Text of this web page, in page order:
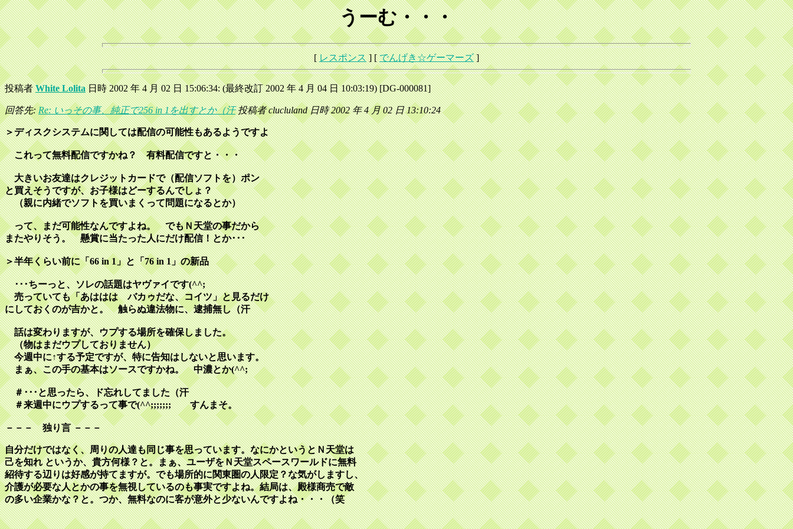
うーむ・・・
[レスポンス] [でんげき☆ゲーマーズ]
投稿者White Lolita日時 2002 年 4 月 02 日 15:06:34: (最終改訂 2002 年 4 月 04 日 10:03:19) [DG-000081]
回答先:Re: いっその事、純正で256 in 1を出すとか（汗投稿者 clucluland 日時 2002 年 4 月 02 日 13:10:24
＞ディスクシステムに関しては配信の可能性もあるようですよ
これって無料配信ですかね？ 有料配信ですと・・・
大きいお友達はクレジットカードで（配信ソフトを）ポン
と買えそうですが、お子様はどーするんでしょ？
（親に内緒でソフトを買いまくって問題になるとか）
って、まだ可能性なんですよね。 でもＮ天堂の事だから
またやりそう。 懸賞に当たった人にだけ配信！とか･･･
＞半年くらい前に「66 in 1」と「76 in 1」の新品
･･･ちーっと、ソレの話題はヤヴァイです(^^;
売っていても「あははは バカゥだな、コイツ」と見るだけ
にしておくのが吉かと。 触らぬ違法物に、逮捕無し（汗
話は変わりますが、ウプする場所を確保しました。
（物はまだウプしておりません）
今週中に↑する予定ですが、特に告知はしないと思います。
まぁ、この手の基本はソースですかね。 中濃とか(^^;
＃･･･と思ったら、ド忘れしてました（汗
＃来週中にウプするって事で(^^;;;;;;; すんまそ。
－－－ 独り言 －－－
自分だけではなく、周りの人達も同じ事を思っています。なにかというとＮ天堂は
己を知れ というか、貴方何様？と。まぁ、ユーザをＮ天堂スペースワールドに無料
紹待する辺りは好感が持てますが。でも場所的に関東圏の人限定？な気がしますし、
介護が必要な人とかの事を無視しているのも事実ですよね。結局は、殿様商売で敵
の多い企業かな？と。つか、無料なのに客が意外と少ないんですよね・・・（笑